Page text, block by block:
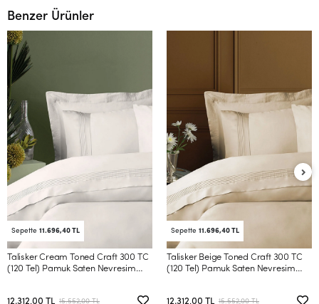
Benzer Ürünler
Sepette 11.696,40 TL
Talisker Cream Toned Craft 300 TC
(120 Tel) Pamuk Saten Nevresim
12.312,00 TL 15.552,00 TL
Sepette 11.696,40 TL
Talisker Beige Toned Craft 300 TC
(120 Tel) Pamuk Saten Nevresim
12.312,00 TL 15.552,00 TL